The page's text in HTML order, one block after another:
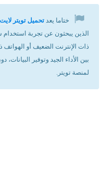
ختاما يعد تحميل تويتر
الذين يبحثون عن تجربة
ذات الإنترنت الضعيف أو الهواتف
بين الأداء الجيد وتوفير
لمنصة تويتر.